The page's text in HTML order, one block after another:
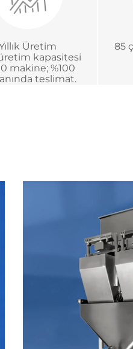
Üretim
üretim kapasitesi
makine; %100
teslimat.
85